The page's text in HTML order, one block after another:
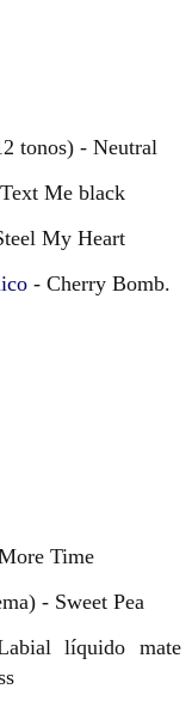
tonos) - Neutral
Me black
My Heart
- Cherry Bomb.
Time
- Sweet Pea
líquido mate